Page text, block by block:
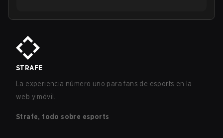
STRAFE
La experiencia número uno para fans de esports en la
web y móvil.
Strafe, todo sobre esports